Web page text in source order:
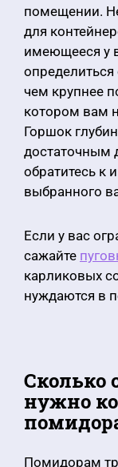
помещении.
для
имеющееся у
чем крупнее
котором вам
Горшок
достаточным
обратитесь
выбранного
Если у вас
сажайте
карликовых
нуждаются в
Сколько
нужно
Помидорам